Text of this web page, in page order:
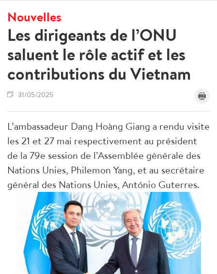
Nouvelles
Les dirigeants de l’ONU
saluent le rôle actif et les
contributions du Vietnam
31/05/2025
L’ambassadeur Dang Hoàng Giang a rendu visite
les 21 et 27 mai respectivement au président
de la 79e session de l’Assemblée générale des
Nations Unies, Philemon Yang, et au secrétaire
général des Nations Unies, António Guterres.